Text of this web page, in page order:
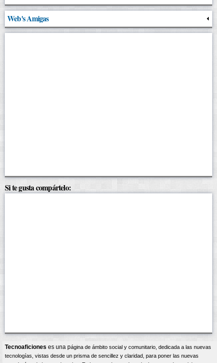
Web's Amigas
Si te gusta compártelo:
Tecnoaficiones es una página de ámbito social y comunitario, dedicada a las nuevas
tecnologías, vistas desde un prisma de sencillez y claridad, para poner las nuevas